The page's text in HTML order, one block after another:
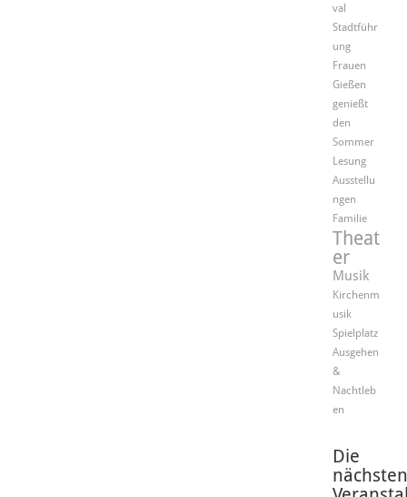
val
Stadtführ
ung
Frauen
Gießen
genießt
den
Sommer
Lesung
Ausstellu
ngen
Familie
Theat
er
Musik
Kirchenm
usik
Spielplatz
Ausgehen
&
Nachtleb
en
Die
nächsten